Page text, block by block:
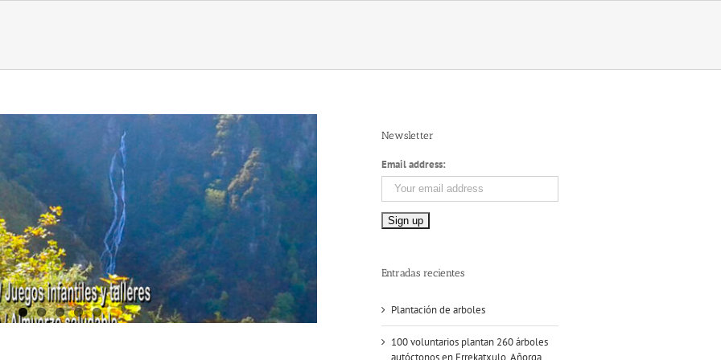
Newsletter
Email address:
Entradas recientes
Plantación de arboles
100 voluntarios plantan 260 árboles
autóctonos en Errekatxulo, Añorga